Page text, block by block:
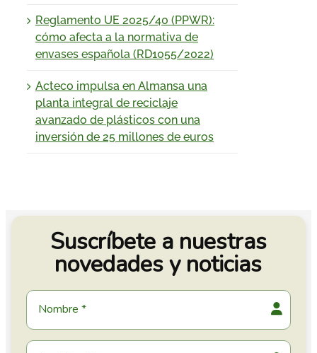
Reglamento UE 2025/40 (PPWR):
cómo afecta a la normativa de
envases española (RD1055/2022)
Acteco impulsa en Almansa una
planta integral de reciclaje
avanzado de plásticos con una
inversión de 25 millones de euros